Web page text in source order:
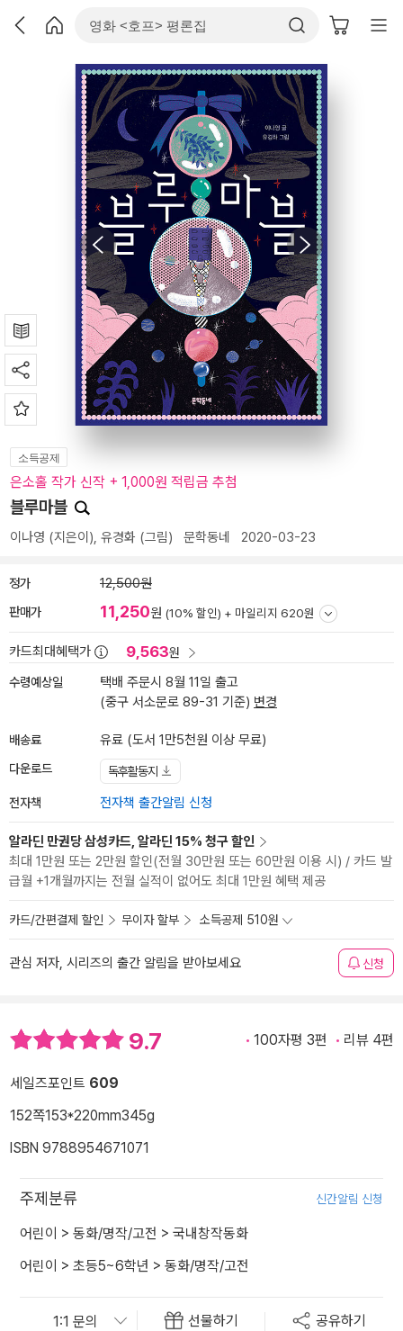
소득공제
은소홀 작가 신작 + 1,000원 적립금 추첨
블루마블
이나영 (지은이), 유경화 (그림) 문학동네 2020-03-23
정가 12,500원
판매가 11,250원 (10% 할인) + 마일리지 620원
카드최대혜택가 9,563원
수령예상일
택배 주문시 8월 11일 출고
(중구 서소문로 89-31 기준) 변경
배송료 유료 (도서 1만5천원 이상 무료)
다운로드 독후활동지
전자책 전자책 출간알림 신청
알라딘 만권당 삼성카드, 알라딘 15% 청구 할인
최대 1만원 또는 2만원 할인(전월 30만원 또는 60만원 이용 시) / 카드 발
급월 +1개월까지는 전월 실적이 없어도 최대 1만원 혜택 제공
카드/간편결제 할인 무이자 할부 소득공제 510원
관심 저자, 시리즈의 출간 알림을 받아보세요 신청
9.7 100자평 3편 리뷰 4편
세일즈포인트 609
152쪽153*220mm345g
ISBN 9788954671071
주제분류 신간알림 신청
어린이 > 동화/명작/고전 > 국내창작동화
어린이 > 초등5~6학년 > 동화/명작/고전
선물하기 공유하기